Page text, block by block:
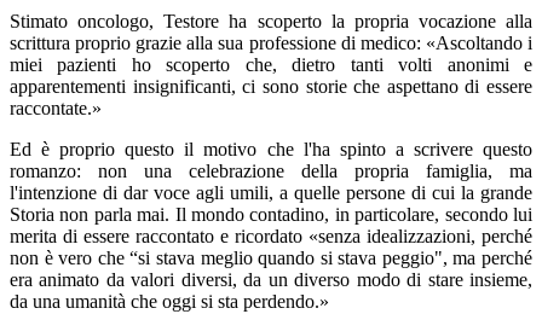
Stimato oncologo, Testore ha scoperto la propria vocazione alla
scrittura proprio grazie alla sua professione di medico: «Ascoltando i
miei pazienti ho scoperto che, dietro tanti volti anonimi e
apparentementi insignificanti, ci sono storie che aspettano di essere
raccontate.»
Ed è proprio questo il motivo che l'ha spinto a scrivere questo
romanzo: non una celebrazione della propria famiglia, ma
l'intenzione di dar voce agli umili, a quelle persone di cui la grande
Storia non parla mai. Il mondo contadino, in particolare, secondo lui
merita di essere raccontato e ricordato «senza idealizzazioni, perché
non è vero che “si stava meglio quando si stava peggio", ma perché
era animato da valori diversi, da un diverso modo di stare insieme,
da una umanità che oggi si sta perdendo.»